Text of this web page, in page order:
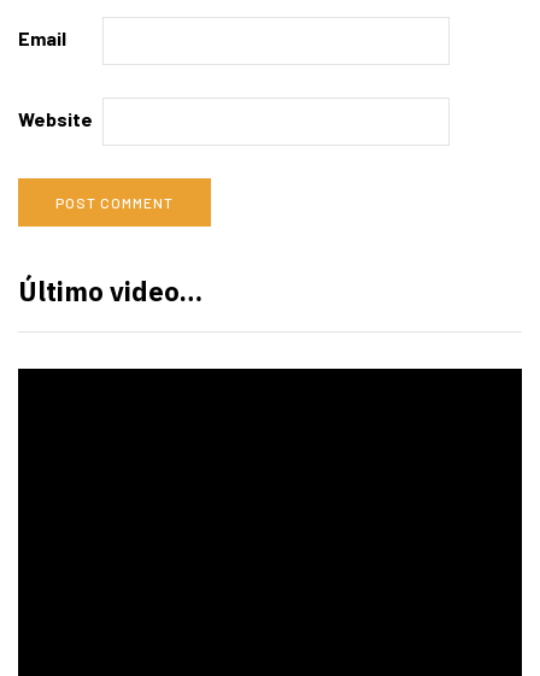
Email
Website
Último video…